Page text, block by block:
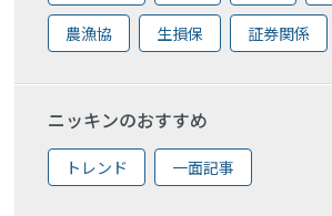
農漁協 生損保 証券関係
ニッキンのおすすめ
トレンド 一面記事